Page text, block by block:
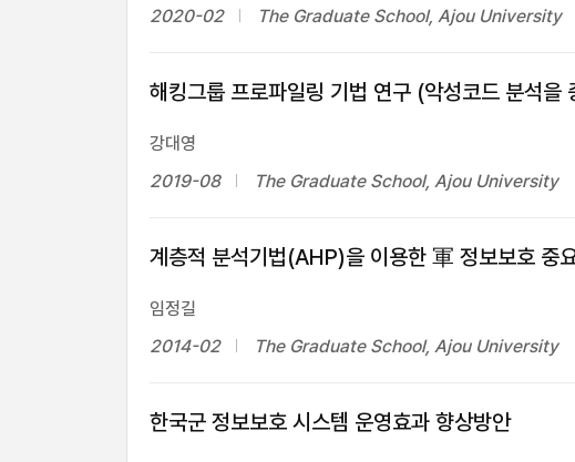
2020-02
The Graduate School, Ajou University
해킹그룹 프로파일링 기법 연구 (악성코드 분석을
강대영
2019-08
The Graduate School, Ajou University
계층적 분석기법(AHP)을 이용한 軍 정보보호 중
임정길
2014-02
The Graduate School, Ajou University
한국군 정보보호 시스템 운영효과 향상방안